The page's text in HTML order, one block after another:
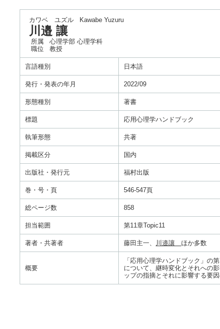
カワベ ユズル Kawabe Yuzuru
川邉 讓
所属
心理学部 心理学科
職位
教授
言語種別 日本語
発行・発表の年月 2022/09
形態種別 著書
標題 応用心理学ハンドブック
執筆形態 共著
掲載区分 国内
出版社・発行元 福村出版
巻・号・頁 546-547頁
総ページ数 858
担当範囲 第11章Topic11
著者・共著者 藤田主一、 川邉讓 ほか多数
概要
「応用心理学ハンドブック」の
について、継時変化とそれへの
ップの指摘とそれに影響する要